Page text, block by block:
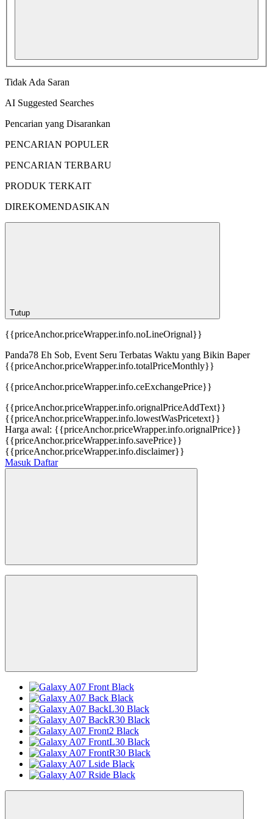
Tidak Ada Saran
AI Suggested Searches
Pencarian yang Disarankan
PENCARIAN POPULER
PENCARIAN TERBARU
PRODUK TERKAIT
DIREKOMENDASIKAN
Tutup
{{priceAnchor.priceWrapper.info.noLineOrignal}}
Panda78 Eh Sob, Event Seru Terbatas Waktu yang Bikin Baper
{{priceAnchor.priceWrapper.info.totalPriceMonthly}}
{{priceAnchor.priceWrapper.info.ceExchangePrice}}
{{priceAnchor.priceWrapper.info.orignalPriceAddText}}
{{priceAnchor.priceWrapper.info.lowestWasPricetext}}
Harga awal: {{priceAnchor.priceWrapper.info.orignalPrice}}
{{priceAnchor.priceWrapper.info.savePrice}}
{{priceAnchor.priceWrapper.info.disclaimer}}
Masuk Daftar